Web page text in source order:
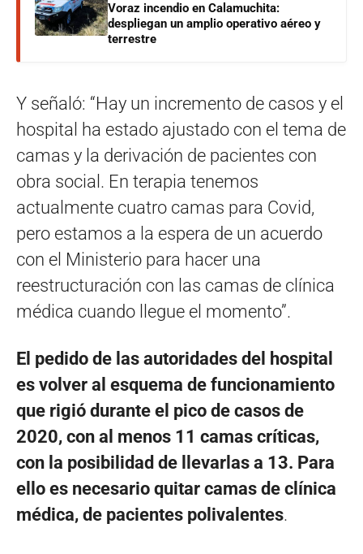
Voraz incendio en Calamuchita:
despliegan un amplio operativo aéreo y
terrestre
Y señaló: “Hay un incremento de casos y el
hospital ha estado ajustado con el tema de
camas y la derivación de pacientes con
obra social. En terapia tenemos
actualmente cuatro camas para Covid,
pero estamos a la espera de un acuerdo
con el Ministerio para hacer una
reestructuración con las camas de clínica
médica cuando llegue el momento”.
El pedido de las autoridades del hospital
es volver al esquema de funcionamiento
que rigió durante el pico de casos de
2020, con al menos 11 camas críticas,
con la posibilidad de llevarlas a 13. Para
ello es necesario quitar camas de clínica
médica, de pacientes polivalentes.